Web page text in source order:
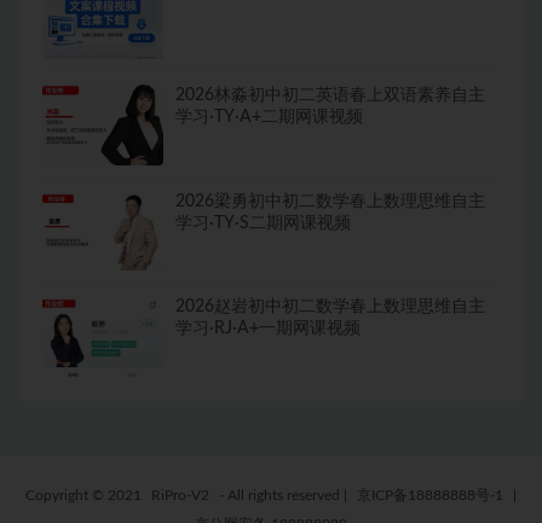
2026林淼初中初二英语春上双语素养自主
学习·TY·A+二期网课视频
2026梁勇初中初二数学春上数理思维自主
学习·TY·S二期网课视频
2026赵岩初中初二数学春上数理思维自主
学习·RJ·A+一期网课视频
Copyright © 2021 RiPro-V2 - All rights reserved 京ICP备18888888号-1